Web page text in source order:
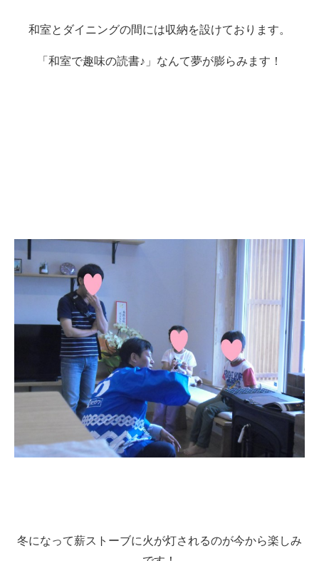
和室とダイニングの間には収納を設けております。
「和室で趣味の読書♪」なんて夢が膨らみます！
冬になって薪ストーブに火が灯されるのが今から楽しみ